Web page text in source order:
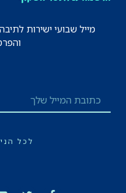
מייל שבועי ישירות
לכל